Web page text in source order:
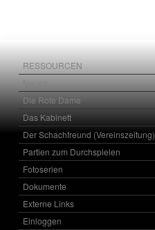
RESSOURCEN
Die Rote Dame
Das Kabinett
Der Schachfreund (Vereinszeitung)
Partien zum Durchspielen
Fotoserien
Dokumente
Externe Links
Einloggen